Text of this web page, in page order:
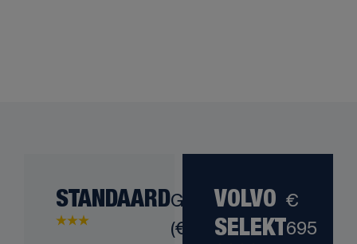
STANDAARDGratis
(€ 0)
VOLVO
SELEKT
€
695